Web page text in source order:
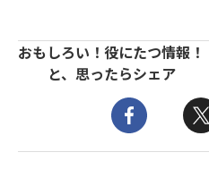
おもしろい！役にたつ情報！
と、思ったらシェア